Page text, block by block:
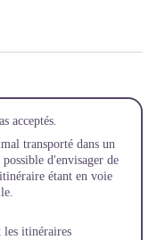
acceptés.
transporté dans un
d'envisager de
étant en voie
itinéraires